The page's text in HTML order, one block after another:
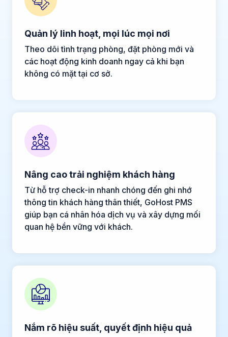
Quản lý linh hoạt, mọi lúc mọi nơi
Theo dõi tình trạng phòng, đặt phòng mới và
các hoạt động kinh doanh ngay cả khi bạn
không có mặt tại cơ sở.
Nâng cao trải nghiệm khách hàng
Từ hỗ trợ check-in nhanh chóng đến ghi nhớ
thông tin khách hàng thân thiết, GoHost PMS
giúp bạn cá nhân hóa dịch vụ và xây dựng mối
quan hệ bền vững với khách.
Nắm rõ hiệu suất, quyết định hiệu quả